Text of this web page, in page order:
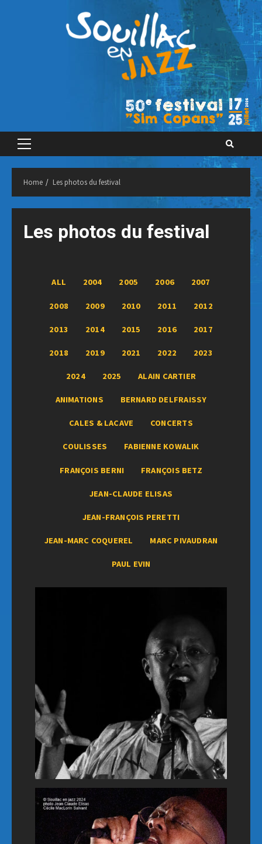
Primary
Home Les photos du festival
Les photos du festival
ALL 2004 2005 2006 2007
2008 2009 2010 2011 2012
2013 2014 2015 2016 2017
2018 2019 2021 2022 2023
2024 2025 ALAIN CARTIER
ANIMATIONS BERNARD DELFRAISSY
CALES & LACAVE CONCERTS
COULISSES FABIENNE KOWALIK
FRANÇOIS BERNI FRANÇOIS BETZ
JEAN-CLAUDE ELISAS
JEAN-FRANÇOIS PERETTI
JEAN-MARC COQUEREL MARC PIVAUDRAN
PAUL EVIN